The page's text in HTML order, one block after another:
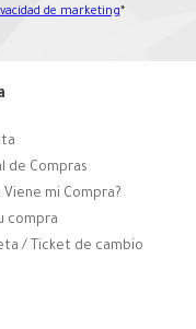
de marketing*
de Compras
Viene mi Compra?
compra
/ Ticket de cambio